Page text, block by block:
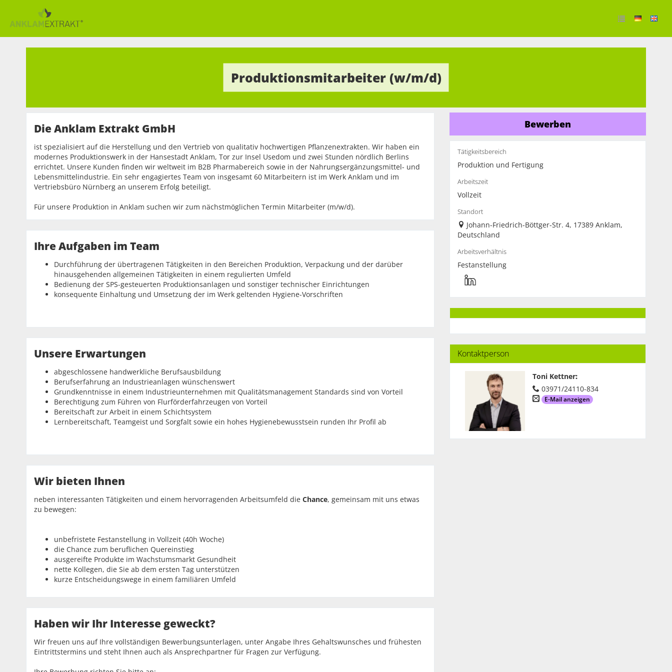
Produktionsmitarbeiter (w/m/d)
Die Anklam Extrakt GmbH
ist spezialisiert auf die Herstellung und den Vertrieb von qualitativ hochwertigen Pflanzenextrakten. Wir haben ein
modernes Produktionswerk in der Hansestadt Anklam, Tor zur Insel Usedom und zwei Stunden nördlich Berlins
errichtet. Unsere Kunden finden wir weltweit im B2B Pharmabereich sowie in der Nahrungsergänzungsmittel- und
Lebensmittelindustrie. Ein sehr engagiertes Team von insgesamt 60 Mitarbeitern ist im Werk Anklam und im
Vertriebsbüro Nürnberg an unserem Erfolg beteiligt.
Für unsere Produktion in Anklam suchen wir zum nächstmöglichen Termin Mitarbeiter (m/w/d).
Ihre Aufgaben im Team
Durchführung der übertragenen Tätigkeiten in den Bereichen Produktion, Verpackung und der darüber
hinausgehenden allgemeinen Tätigkeiten in einem regulierten Umfeld
Bedienung der SPS-gesteuerten Produktionsanlagen und sonstiger technischer Einrichtungen
konsequente Einhaltung und Umsetzung der im Werk geltenden Hygiene-Vorschriften
Unsere Erwartungen
abgeschlossene handwerkliche Berufsausbildung
Berufserfahrung an Industrieanlagen wünschenswert
Grundkenntnisse in einem Industrieunternehmen mit Qualitätsmanagement Standards sind von Vorteil
Berechtigung zum Führen von Flurförderfahrzeugen von Vorteil
Bereitschaft zur Arbeit in einem Schichtsystem
Lernbereitschaft, Teamgeist und Sorgfalt sowie ein hohes Hygienebewusstsein runden Ihr Profil ab
Wir bieten Ihnen
neben interessanten Tätigkeiten und einem hervorragenden Arbeitsumfeld die Chance, gemeinsam mit uns etwas
zu bewegen:
unbefristete Festanstellung in Vollzeit (40h Woche)
die Chance zum beruflichen Quereinstieg
ausgereifte Produkte im Wachstumsmarkt Gesundheit
nette Kollegen, die Sie ab dem ersten Tag unterstützen
kurze Entscheidungswege in einem familiären Umfeld
Haben wir Ihr Interesse geweckt?
Wir freuen uns auf Ihre vollständigen Bewerbungsunterlagen, unter Angabe Ihres Gehaltswunsches und frühesten
Eintrittstermins und steht Ihnen auch als Ansprechpartner für Fragen zur Verfügung.
Bewerben
Tätigkeitsbereich
Produktion und Fertigung
Arbeitszeit
Vollzeit
Standort
Johann-Friedrich-Böttger-Str. 4, 17389 Anklam,
Deutschland
Arbeitsverhältnis
Festanstellung
Kontaktperson
Toni Kettner:
03971/24110-834
E-Mail anzeigen